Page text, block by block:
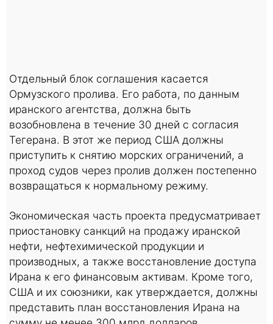
Отдельный блок соглашения касается
Ормузского пролива. Его работа, по данным
иранского агентства, должна быть
возобновлена в течение 30 дней с согласия
Тегерана. В этот же период США должны
приступить к снятию морских ограничений, а
проход судов через пролив должен постепенно
возвращаться к нормальному режиму.
Экономическая часть проекта предусматривает
приостановку санкций на продажу иранской
нефти, нефтехимической продукции и
производных, а также восстановление доступа
Ирана к его финансовым активам. Кроме того,
США и их союзники, как утверждается, должны
представить план восстановления Ирана на